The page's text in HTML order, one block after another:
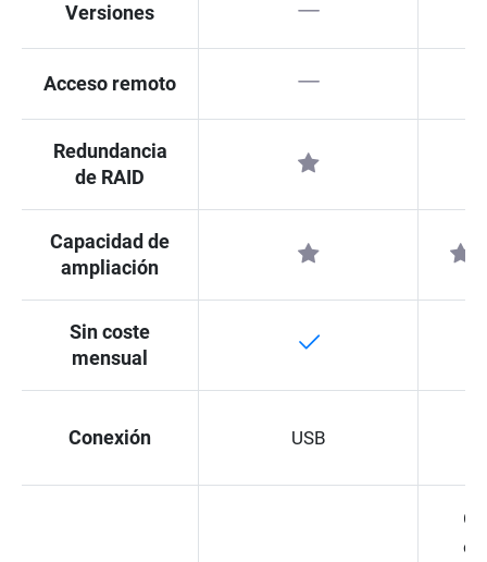
Versiones
Acceso remoto
Redundancia
de RAID
Capacidad de
ampliación
Sin coste
mensual
Conexión USB